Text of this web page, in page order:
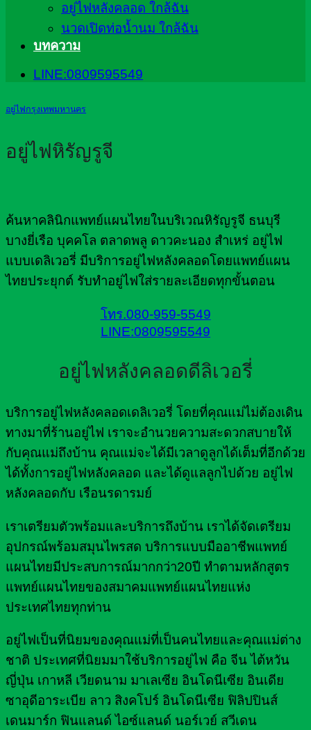
อยู่ไฟหลังคลอด ใกล้ฉัน
นวดเปิดท่อน้ำนม ใกล้ฉัน
บทความ
LINE:0809595549
อยู่ไฟกรุงเทพมหานคร
อยู่ไฟหิรัญรูจี
ค้นหาคลินิกแพทย์แผนไทยในบริเวณหิรัญรูจี ธนบุรี
บางยี่เรือ บุคคโล ตลาดพลู ดาวคะนอง สำเหร่ อยู่ไฟ
แบบเดลิเวอรี่ มีบริการอยู่ไฟหลังคลอดโดยแพทย์แผน
ไทยประยุกต์ รับทำอยู่ไฟใส่รายละเอียดทุกขั้นตอน
โทร.080-959-5549
LINE:0809595549
อยู่ไฟหลังคลอดดีลิเวอรี่
บริการอยู่ไฟหลังคลอดเดลิเวอรี่ โดยที่คุณแม่ไม่ต้องเดิน
ทางมาที่ร้านอยู่ไฟ เราจะอำนวยความสะดวกสบายให้
กับคุณแม่ถึงบ้าน คุณแม่จะได้มีเวลาดูลูกได้เต็มที่อีกด้วย
ได้ทั้งการอยู่ไฟหลังคลอด และได้ดูแลลูกไปด้วย อยู่ไฟ
หลังคลอดกับ เรือนรดารมย์
เราเตรียมตัวพร้อมและบริการถึงบ้าน เราได้จัดเตรียม
อุปกรณ์พร้อมสมุนไพรสด บริการแบบมืออาชีพแพทย์
แผนไทยมีประสบการณ์มากกว่า20ปี ทำตามหลักสูตร
แพทย์แผนไทยของสมาคมแพทย์แผนไทยแห่ง
ประเทศไทยทุกท่าน
อยู่ไฟเป็นที่นิยมของคุณแม่ที่เป็นคนไทยและคุณแม่ต่าง
ชาติ ประเทศที่นิยมมาใช้บริการอยู่ไฟ คือ จีน ไต้หวัน
ญี่ปุ่น เกาหลี เวียดนาม มาเลเซีย อินโดนีเซีย อินเดีย
ซาอุดีอาระเบีย ลาว สิงคโปร์ อินโดนีเซีย ฟิลิปปินส์
เดนมาร์ก ฟินแลนด์ ไอซ์แลนด์ นอร์เวย์ สวีเดน